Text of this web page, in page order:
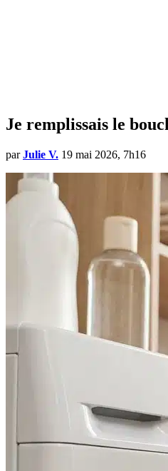
Je remplissais le
par Julie V. 19 mai 2026, 7h16